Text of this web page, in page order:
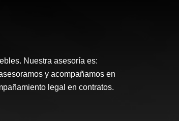
Nuestra asesoría es:
y acompañamos en
legal en contratos.